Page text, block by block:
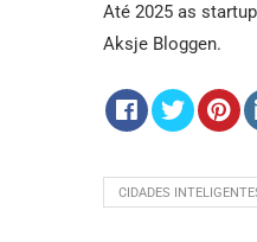
Até 2025 as
Aksje Bloggen.
CIDADES